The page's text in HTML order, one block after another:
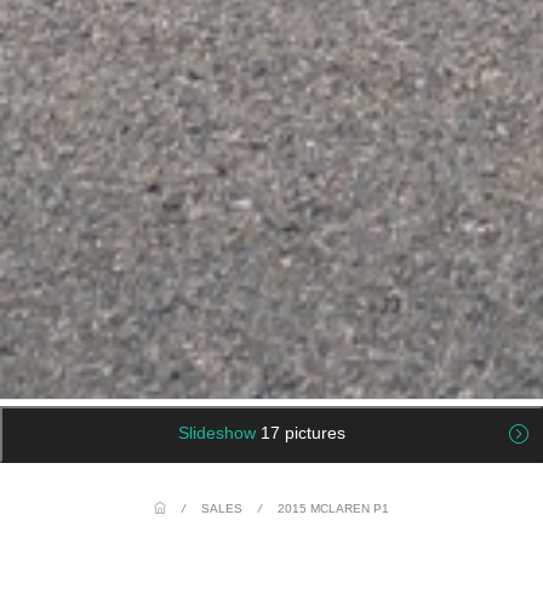
Slideshow 17 pictures
/ SALES / 2015 MCLAREN P1